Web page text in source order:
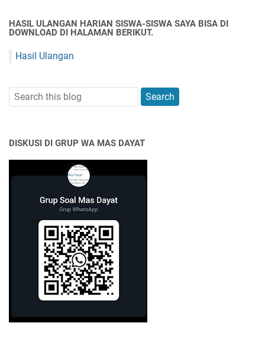
HASIL ULANGAN HARIAN SISWA-SISWA SAYA BISA DI
DOWNLOAD DI HALAMAN BERIKUT.
Hasil Ulangan
DISKUSI DI GRUP WA MAS DAYAT